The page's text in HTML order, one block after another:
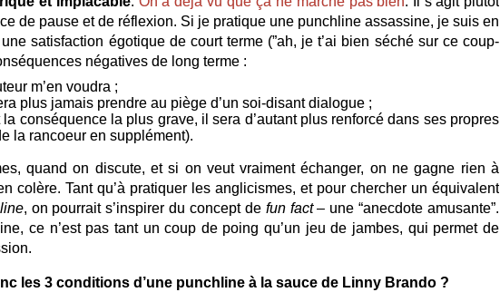
de pause et de réflexion. Si je pratique une punchline assassine, je suis en
satisfaction égotique de court terme (”ah, je t’ai bien séché sur ce coup-
négatives de long terme :
m’en voudra ;
plus jamais prendre au piège d’un soi-disant dialogue ;
la conséquence la plus grave, il sera d’autant plus renforcé dans ses propres
la rancoeur en supplément).
quand on discute, et si on veut vraiment échanger, on ne gagne rien à
colère. Tant qu’à pratiquer les anglicismes, et pour chercher un équivalent
, on pourrait s’inspirer du concept de fun fact– une “anecdote amusante”.
ce n’est pas tant un coup de poing qu’un jeu de jambes, qui permet de
les 3 conditions d’une punchline à la sauce de Linny Brando ?